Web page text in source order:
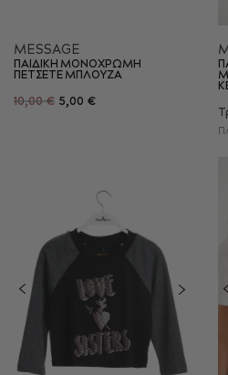
MESSAGE
ΠΑΙΔΙΚΗ ΜΟΝΟΧΡΩΜΗ
ΠΕΤΣΕΤΕ ΜΠΛΟΥΖΑ
10,00 € 5,00 €